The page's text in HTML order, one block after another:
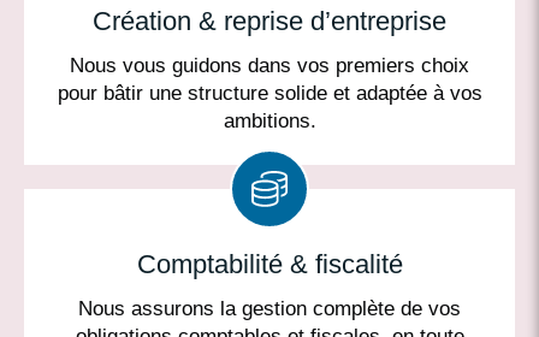
Création & reprise d’entreprise
Nous vous guidons dans vos premiers choix
pour bâtir une structure solide et adaptée à vos
ambitions.
Comptabilité & fiscalité
Nous assurons la gestion complète de vos